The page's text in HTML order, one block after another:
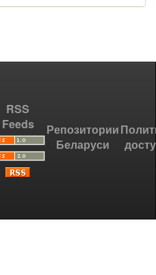
RSS
Feeds
Репозитории
Беларуси